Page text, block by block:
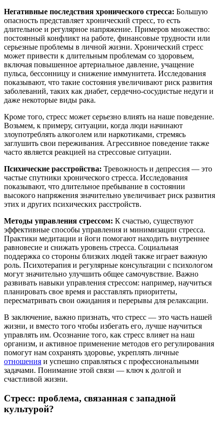
Негативные последствия хронического стресса: Большую
опасность представляет хронический стресс, то есть
длительное и регулярное напряжение. Примеров множество:
постоянный конфликт на работе, финансовые трудности или
серьезные проблемы в личной жизни. Хронический стресс
может привести к длительным проблемам со здоровьем,
включая повышенное артериальное давление, учащение
пульса, бессонницу и снижение иммунитета. Исследования
показывают, что такие состояния увеличивают риск развития
заболеваний, таких как диабет, сердечно-сосудистые недуги и
даже некоторые виды рака.
Кроме того, стресс может серьезно влиять на наше поведение.
Возьмем, к примеру, ситуации, когда люди начинают
злоупотреблять алкоголем или наркотиками, стремясь
заглушить свои переживания. Агрессивное поведение также
часто является реакцией на стрессовые ситуации.
Психические расстройства: Тревожность и депрессия — это
частые спутники хронического стресса. Исследования
показывают, что длительное пребывание в состоянии
высокого напряжения значительно увеличивает риск развития
этих и других психических расстройств.
Методы управления стрессом: К счастью, существуют
эффективные способы управления и минимизации стресса.
Практики медитации и йоги помогают находить внутреннее
равновесие и снижать уровень стресса. Социальная
поддержка со стороны близких людей также играет важную
роль. Психотерапия и регулярные консультации с психологом
могут значительно улучшить общее самочувствие. Важно
развивать навыки управления стрессом: например, научиться
планировать свое время и расставлять приоритеты,
пересматривать свои ожидания и перерывы для релаксации.
В заключение, важно признать, что стресс — это часть нашей
жизни, и вместо того чтобы избегать его, лучше научиться
управлять им. Осознание того, как стресс влияет на наш
организм, и активное применение методов его регулирования
помогут нам сохранять здоровье, укреплять личные
отношения и успешно справляться с профессиональными
задачами. Понимание этой связи — ключ к долгой и
счастливой жизни.
Стресс: проблема, связанная с западной
культурой?